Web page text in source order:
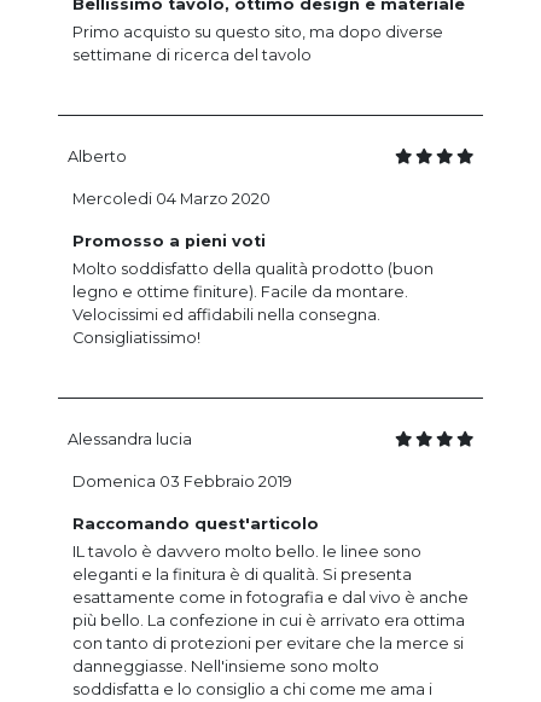
Bellissimo tavolo, ottimo design e materiale
Primo acquisto su questo sito, ma dopo diverse
settimane di ricerca del tavolo
Alberto
Promosso a pieni voti
Molto soddisfatto della qualità prodotto (buon
legno e ottime finiture). Facile da montare.
Velocissimi ed affidabili nella consegna.
Consigliatissimo!
Mercoledi 04 Marzo 2020
Alessandra lucia
Raccomando quest'articolo
IL tavolo è davvero molto bello. le linee sono
eleganti e la finitura è di qualità. Si presenta
esattamente come in fotografia e dal vivo è anche
più bello. La confezione in cui è arrivato era ottima
con tanto di protezioni per evitare che la merce si
danneggiasse. Nell'insieme sono molto
soddisfatta e lo consiglio a chi come me ama i
Domenica 03 Febbraio 2019